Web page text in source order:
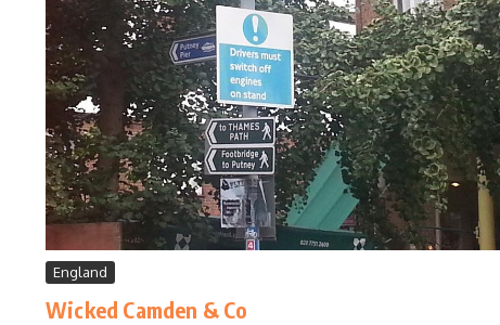
England
Wicked Camden & Co